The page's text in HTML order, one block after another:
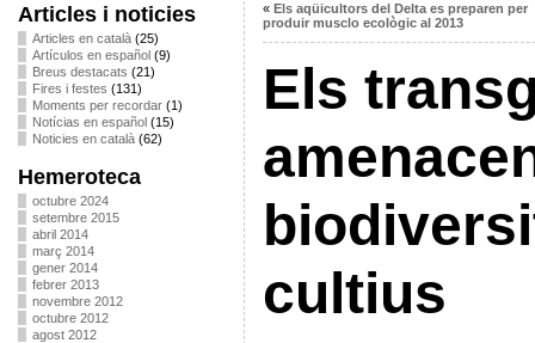
Articles i noticies
Articles en català(25)
Artículos en español(9)
Breus destacats (21)
Fires i festes (131)
Moments per recordar(1)
Notícias en español(15)
Noticies en català(62)
Hemeroteca
octubre 2024
setembre 2015
abril 2014
març 2014
gener 2014
febrer 2013
novembre 2012
octubre 2012
agost 2012
« Els aqüicultors del Delta es preparen per
produir musclo ecològic al 2013
Els
cultius